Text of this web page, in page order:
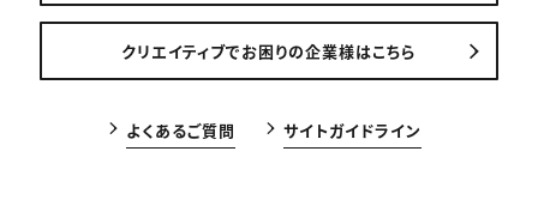
クリエイティブでお困りの企業様はこちら
よくあるご質問 サイトガイドライン